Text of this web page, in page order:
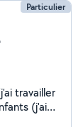
Particulier
travailler
(j'ai